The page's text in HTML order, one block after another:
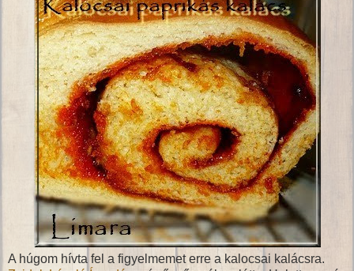
A húgom hívta fel a figyelmemet erre a kalocsai kalácsra.